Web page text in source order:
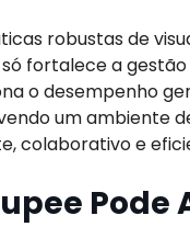
robustas de
fortalece a gestão
o desempenho
um ambiente
colaborativo e
Pode